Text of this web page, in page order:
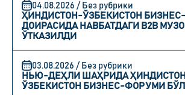
04.08.2026 / Без рубрики
ҲИНДИСТОН-ЎЗБЕКИСТОН
ДОИРАСИДА НАВБАТДАГИ B2B
ЎТКАЗИЛДИ
03.08.2026 / Без рубрики
НЬЮ-ДЕҲЛИ ШАҲРИДА
ЎЗБЕКИСТОН БИЗНЕС-ФОРУМИ